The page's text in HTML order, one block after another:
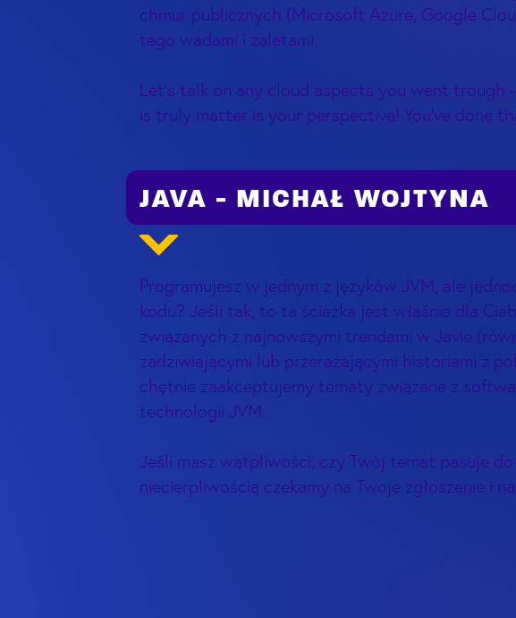
chmur publicznych (Microsoft Azure, Google
tego wadami i zaletami.
Let’s talk on any cloud aspects you went trough
is truly matter is your perspective! You’ve done
JAVA - MICHAŁ WOJTYNA
Programujesz w jednym z języków JVM, ale
kodu? Jeśli tak, to ta ścieżka jest właśnie dla
związanych z najnowszymi trendami w Javie
zadziwiającymi lub przerażającymi historiami z
chętnie zaakceptujemy tematy związane z
technologii JVM.
Jeśli masz wątpliwości, czy Twój temat pasuje
niecierpliwością czekamy na Twoje zgłoszenie i